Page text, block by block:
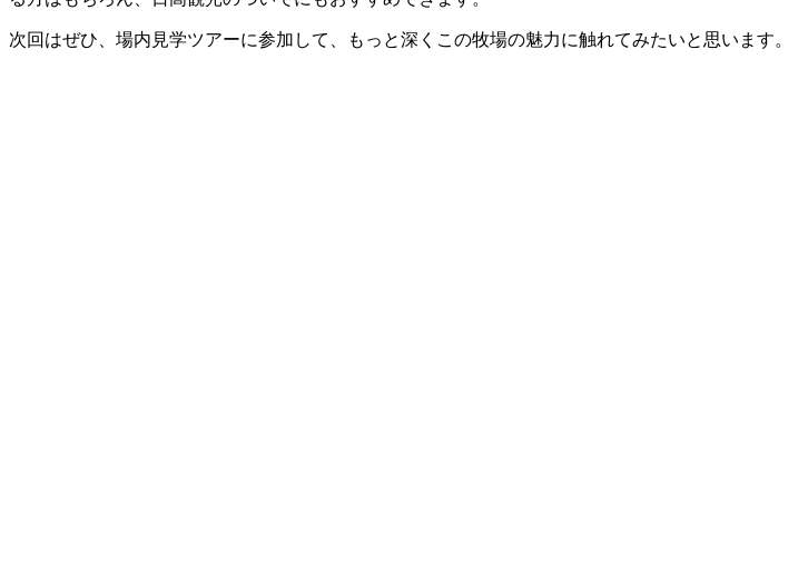
次回はぜひ、場内見学ツアーに参加して、もっと深くこの牧場の魅力に触れてみたいと思います。